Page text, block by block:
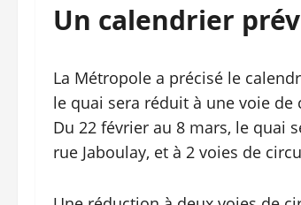
Un calendrier
La Métropole a précisé le
le quai sera réduit à une voie
Du 22 février au 8 mars, le quai
rue Jaboulay, et à 2 voies de